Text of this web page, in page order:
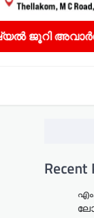
ഹോററും
Recent